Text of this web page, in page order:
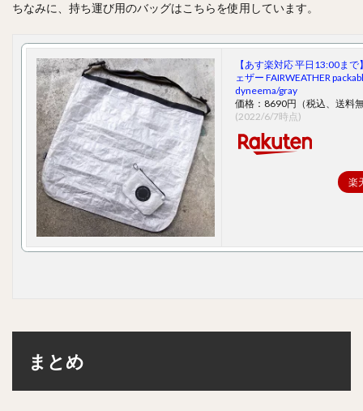
ちなみに、持ち運び用のバッグはこちらを使用しています。
【あす楽対応 平日13:00まで
ェザー FAIRWEATHER
dyneema/gray
価格：8690円（税込、送料
(2022/6/7時点)
楽
まとめ